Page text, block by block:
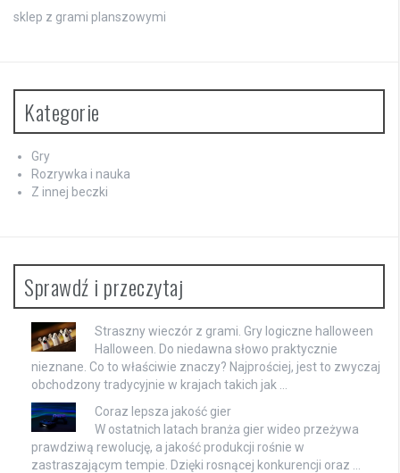
sklep z grami planszowymi
Kategorie
Gry
Rozrywka i nauka
Z innej beczki
Sprawdź i przeczytaj
Straszny wieczór z grami. Gry logiczne halloween
Halloween. Do niedawna słowo praktycznie
nieznane. Co to właściwie znaczy? Najprościej, jest to zwyczaj
obchodzony tradycyjnie w krajach takich jak …
Coraz lepsza jakość gier
W ostatnich latach branża gier wideo przeżywa
prawdziwą rewolucję, a jakość produkcji rośnie w
zastraszającym tempie. Dzięki rosnącej konkurencji oraz …